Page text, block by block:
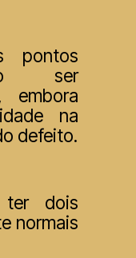
pontos
ser
embora
na
defeito.
ter dois
normais